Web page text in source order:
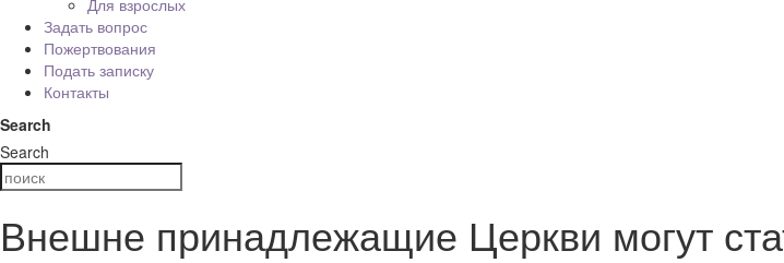
Для взрослых
Задать вопрос
Пожертвования
Подать записку
Контакты
Search
Search
Внешне принадлежащие Церкви могут